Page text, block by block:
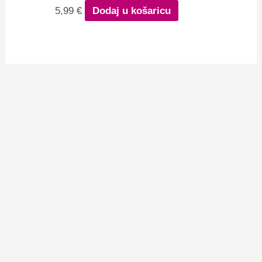
5,99€ Dodaj u košaricu